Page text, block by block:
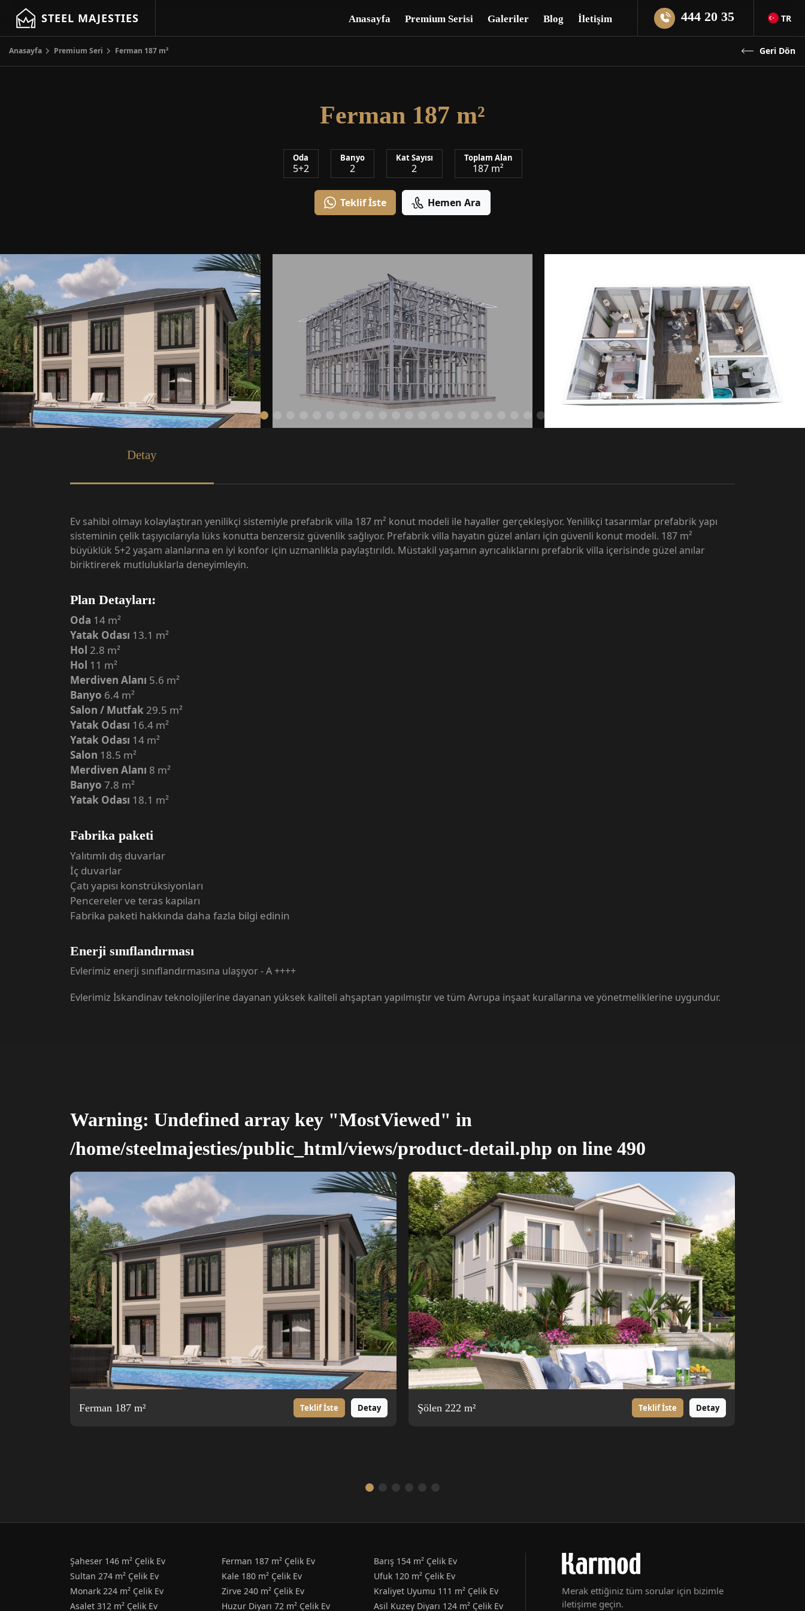
STEEL MAJESTIES Anasayfa Premium Serisi Galeriler Blog İletişim 444 20 35 TR
Anasayfa Premium Seri Ferman 187 m² Geri Dön
Ferman 187 m²
Oda
5+2
Banyo
2
Kat Sayısı
2
Toplam Alan
187 m²
Teklif İste Hemen Ara
Detay
Ev sahibi olmayı kolaylaştıran yenilikçi sistemiyle prefabrik villa 187 m² konut modeli ile hayaller gerçekleşiyor. Yenilikçi tasarımlar prefabrik yapı
sisteminin çelik taşıyıcılarıyla lüks konutta benzersiz güvenlik sağlıyor. Prefabrik villa hayatın güzel anları için güvenli konut modeli. 187 m²
büyüklük 5+2 yaşam alanlarına en iyi konfor için uzmanlıkla paylaştırıldı. Müstakil yaşamın ayrıcalıklarını prefabrik villa içerisinde güzel anılar
biriktirerek mutluluklarla deneyimleyin.
Plan Detayları:
Oda 14 m²
Yatak Odası 13.1 m²
Hol 2.8 m²
Hol 11 m²
Merdiven Alanı 5.6 m²
Banyo 6.4 m²
Salon / Mutfak 29.5 m²
Yatak Odası 16.4 m²
Yatak Odası 14 m²
Salon 18.5 m²
Merdiven Alanı 8 m²
Banyo 7.8 m²
Yatak Odası 18.1 m²
Fabrika paketi
Yalıtımlı dış duvarlar
İç duvarlar
Çatı yapısı konstrüksiyonları
Pencereler ve teras kapıları
Fabrika paketi hakkında daha fazla bilgi edinin
Enerji sınıflandırması
Evlerimiz enerji sınıflandırmasına ulaşıyor - A ++++
Evlerimiz İskandinav teknolojilerine dayanan yüksek kaliteli ahşaptan yapılmıştır ve tüm Avrupa inşaat kurallarına ve yönetmeliklerine uygundur.
Warning: Undefined array key "MostViewed" in
/home/steelmajesties/public_html/views/product-detail.php on line 490
Ferman 187 m² Teklif İste Detay Şölen 222 m² Teklif İste Detay
Merak ettiğiniz tüm sorular için bizimle
iletişime geçin.
Şaheser 146 m² Çelik Ev
Sultan 274 m² Çelik Ev
Monark 224 m² Çelik Ev
Asalet 312 m² Çelik Ev
Ferman 187 m² Çelik Ev
Kale 180 m² Çelik Ev
Zirve 240 m² Çelik Ev
Huzur Diyarı 72 m² Çelik Ev
Barış 154 m² Çelik Ev
Ufuk 120 m² Çelik Ev
Kraliyet Uyumu 111 m² Çelik Ev
Asil Kuzey Diyarı 124 m² Çelik Ev